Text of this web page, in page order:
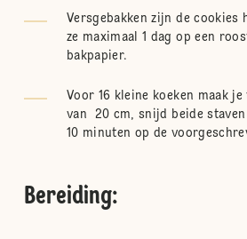
Versgebakken zijn de cookies
ze maximaal 1 dag op een
bakpapier.
Voor 16 kleine koeken maak
van 20 cm, snijd beide staven
10 minuten op de
Bereiding: